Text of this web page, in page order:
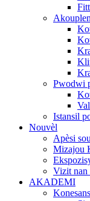
Pwodwi
Istansil
Nouvèl
Apèsi
Mizajou
Vizit nan
AKADEMI